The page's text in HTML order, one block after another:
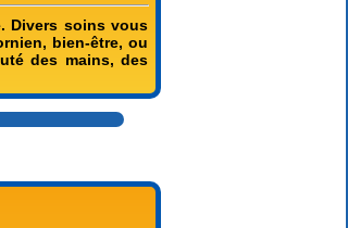
Divers soins vous
bien-être, ou
des mains, des